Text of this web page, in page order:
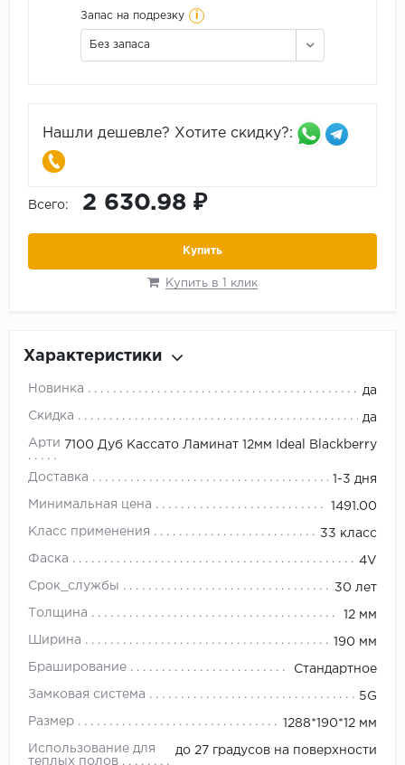
Запас на подрезку i
Без запаса
Нашли дешевле? Хотите скидку?:
Всего: 2 630.98 ₽
Купить
Купить в 1 клик
Характеристики
Новинка да
Скидка да
Артикул7100 Дуб Кассато Ламинат 12мм Ideal Blackberry
Доставка 1-3 дня
Минимальная цена 1491.00
Класс применения 33 класс
Фаска 4V
Срок_службы 30 лет
Толщина 12 мм
Ширина 190 мм
Браширование Стандартное
Замковая система 5G
Размер 1288*190*12 мм
Использование для
теплых полов
до 27 градусов на поверхности